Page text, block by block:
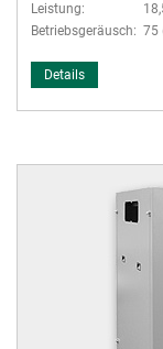
Leistung:
Betriebsgeräusch: 75
Details